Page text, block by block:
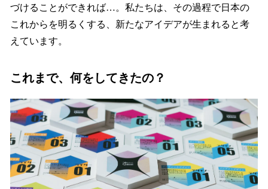
づけることができれば…。私たちは、その過程で日本の
これからを明るくする、新たなアイデアが生まれると考
えています。
これまで、何をしてきたの？